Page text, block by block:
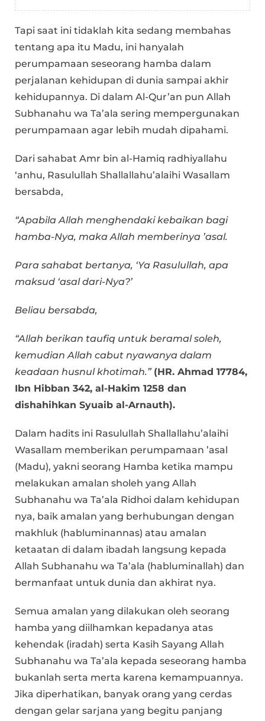
Tapi saat ini tidaklah kita sedang membahas
tentang apa itu Madu, ini hanyalah
perumpamaan seseorang hamba dalam
perjalanan kehidupan di dunia sampai akhir
kehidupannya. Di dalam Al-Qur’an pun Allah
Subhanahu wa Ta’ala sering mempergunakan
perumpamaan agar lebih mudah dipahami.
Dari sahabat Amr bin al-Hamiq radhiyallahu
‘anhu, Rasulullah Shallallahu’alaihi Wasallam
bersabda,
“Apabila Allah menghendaki kebaikan bagi
hamba-Nya, maka Allah memberinya ’asal.
Para sahabat bertanya, ‘Ya Rasulullah, apa
maksud ‘asal dari-Nya?’
Beliau bersabda,
“Allah berikan taufiq untuk beramal soleh,
kemudian Allah cabut nyawanya dalam
keadaan husnul khotimah.” (HR. Ahmad 17784,
Ibn Hibban 342, al-Hakim 1258 dan
dishahihkan Syuaib al-Arnauth).
Dalam hadits ini Rasulullah Shallallahu’alaihi
Wasallam memberikan perumpamaan ’asal
(Madu), yakni seorang Hamba ketika mampu
melakukan amalan sholeh yang Allah
Subhanahu wa Ta’ala Ridhoi dalam kehidupan
nya, baik amalan yang berhubungan dengan
makhluk (habluminannas) atau amalan
ketaatan di dalam ibadah langsung kepada
Allah Subhanahu wa Ta’ala (habluminallah) dan
bermanfaat untuk dunia dan akhirat nya.
Semua amalan yang dilakukan oleh seorang
hamba yang diilhamkan kepadanya atas
kehendak (iradah) serta Kasih Sayang Allah
Subhanahu wa Ta’ala kepada seseorang hamba
bukanlah serta merta karena kemampuannya.
Jika diperhatikan, banyak orang yang cerdas
dengan gelar sarjana yang begitu panjang